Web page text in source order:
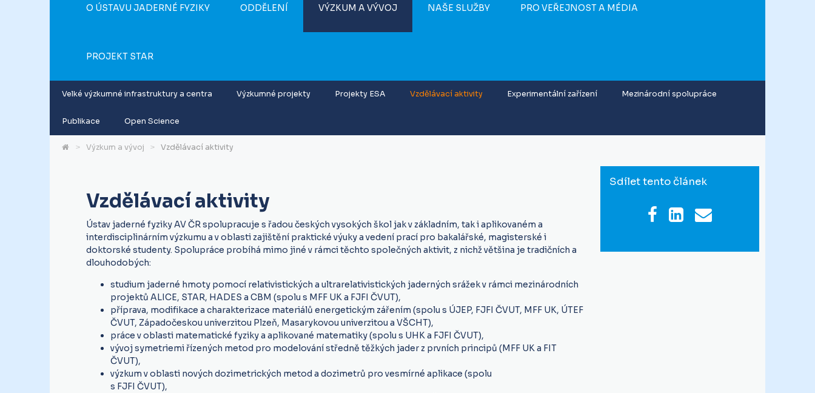
O ÚSTAVU JADERNÉ FYZIKY ODDĚLENÍ VÝZKUM A VÝVOJ NAŠE SLUŽBY PRO VEŘEJNOST A MÉDIA
PROJEKT STAR
Velké výzkumné infrastruktury a centra Výzkumné projekty Projekty ESA Vzdělávací aktivity Experimentální zařízení Mezinárodní spolupráce
Publikace Open Science
Výzkum a vývoj Vzdělávací aktivity
Vzdělávací aktivity
Ústav jaderné fyziky AV ČR spolupracuje s řadou českých vysokých škol jak v základním, tak i aplikovaném a
interdisciplinárním výzkumu a v oblasti zajištění praktické výuky a vedení prací pro bakalářské, magisterské i
doktorské studenty. Spolupráce probíhá mimo jiné v rámci těchto společných aktivit, z nichž většina je tradičních a
dlouhodobých:
studium jaderné hmoty pomocí relativistických a ultrarelativistických jaderných srážek v rámci mezinárodních
projektů ALICE, STAR, HADES a CBM (spolu s MFF UK a FJFI ČVUT),
příprava, modifikace a charakterizace materiálů energetickým zářením (spolu s ÚJEP, FJFI ČVUT, MFF UK, ÚTEF
ČVUT, Západočeskou univerzitou Plzeň, Masarykovou univerzitou a VŠCHT),
práce v oblasti matematické fyziky a aplikované matematiky (spolu s UHK a FJFI ČVUT),
vývoj symetriemi řízených metod pro modelování středně těžkých jader z prvních principů (MFF UK a FIT
ČVUT),
výzkum v oblasti nových dozimetrických metod a dozimetrů pro vesmírné aplikace (spolu
s FJFI ČVUT),
Sdílet tento článek